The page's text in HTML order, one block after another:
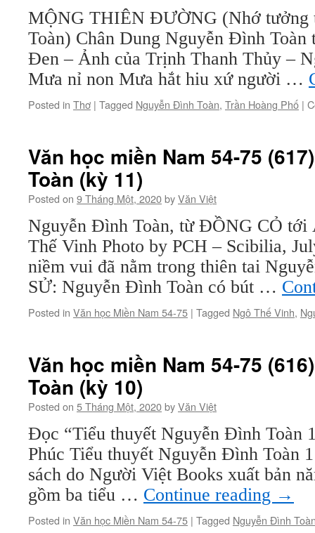
MỘNG THIÊN ĐƯỜNG (Nhớ tưởng
Toàn) Chân Dung Nguyễn Đình Toàn
Đen – Ảnh của Trịnh Thanh Thủy –
Mưa nỉ non Mưa hắt hiu xứ người …
Posted in Thơ | Tagged Nguyễn Đình Toàn, Trần Hoàng Phố |
Văn học miền Nam 54-75
Toàn (kỳ 11)
Posted on 9 Tháng Một, 2020byVăn Việt
Nguyễn Đình Toàn, từ ĐỒNG CỎ
Thế Vinh Photo by PCH – Scibilia,
niềm vui đã nằm trong thiên tai
SỬ: Nguyễn Đình Toàn có bút …
Posted in Văn học Miền Nam 54-75 | Tagged Ngô Thế Vinh,
Văn học miền Nam 54-75
Toàn (kỳ 10)
Posted on 5 Tháng Một, 2020byVăn Việt
Đọc “Tiểu thuyết Nguyễn Đình Toàn
Phúc Tiểu thuyết Nguyễn Đình Toàn
sách do Người Việt Books xuất bản
gồm ba tiểu … Continue reading →
Posted in Văn học Miền Nam 54-75 | Tagged Nguyễn Đình